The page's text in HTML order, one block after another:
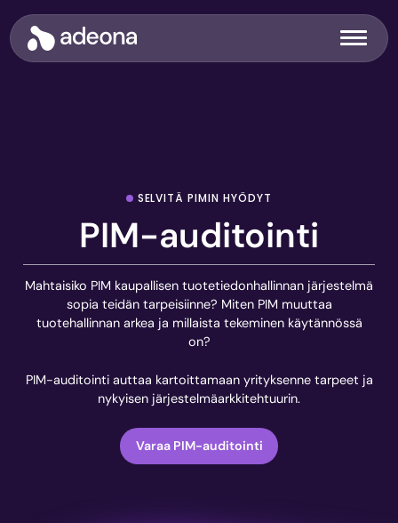
sisältöönAdeona Valikko
SELVITÄ PIMIN HYÖDYT
PIM-auditointi
Mahtaisiko PIM kaupallisen tuotetiedonhallinnan järjestelmä
sopia teidän tarpeisiinne? Miten PIM muuttaa
tuotehallinnan arkea ja millaista tekeminen käytännössä
on?
PIM-auditointi auttaa kartoittamaan yrityksenne tarpeet ja
nykyisen järjestelmäarkkitehtuurin.
Varaa PIM-auditointi